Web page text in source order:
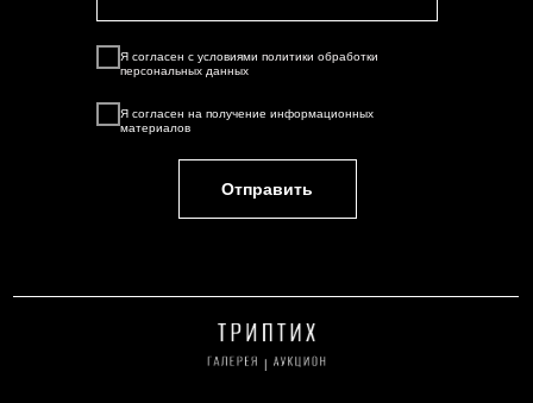
Я согласен с условиями политики обработки
персональных данных
Я согласен на получение информационных
материалов
Отправить